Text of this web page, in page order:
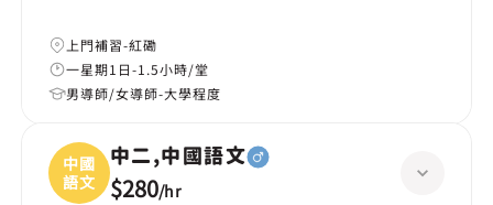
上門補習-紅磡
一星期1日-1.5小時/堂
男導師/女導師-大學程度
中國
語文
中二,中國語文
$280/hr